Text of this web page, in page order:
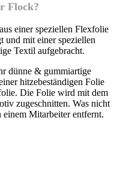
Flock?
einer speziellen Flexfolie
und mit einer speziellen
Textil aufgebracht.
dünne & gummiartige
hitzebeständigen Folie
Die Folie wird mit dem
zugeschnitten. Was nicht
Mitarbeiter entfernt.